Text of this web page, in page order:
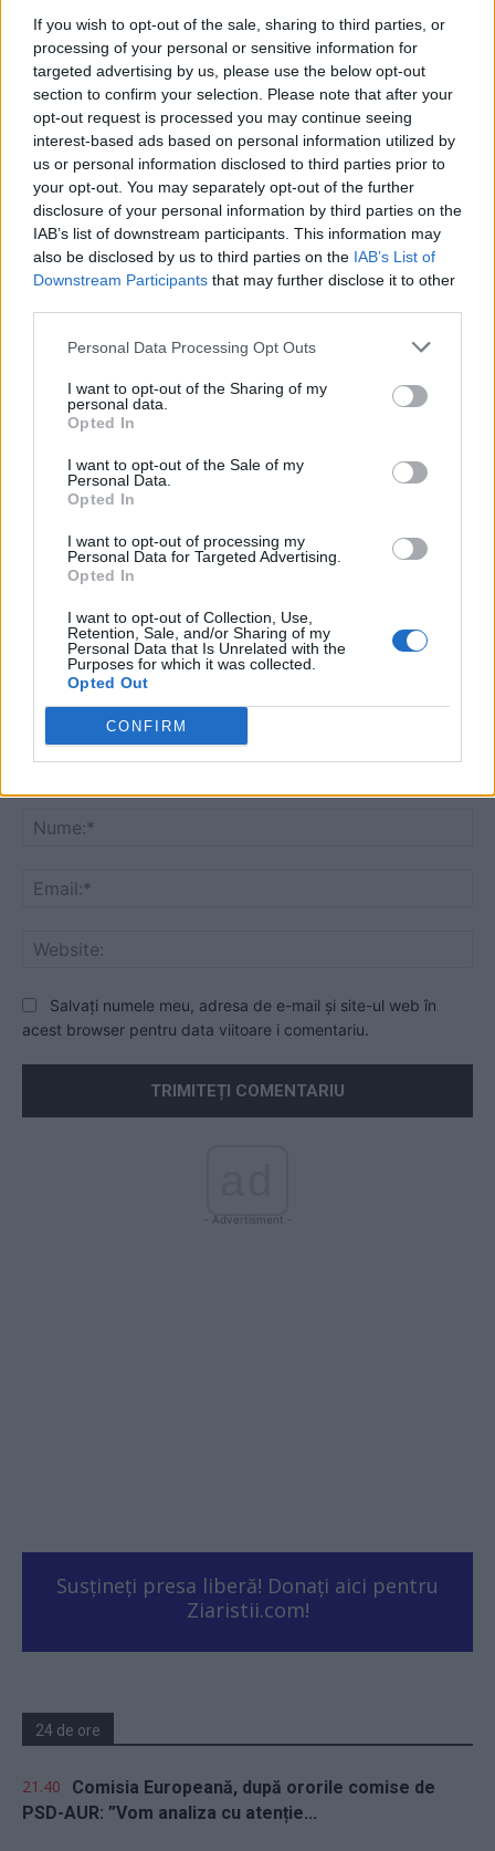
If you wish to opt-out of the sale, sharing to third parties, or
processing of your personal or sensitive information for
targeted advertising by us, please use the below opt-out
section to confirm your selection. Please note that after your
opt-out request is processed you may continue seeing
interest-based ads based on personal information utilized by
us or personal information disclosed to third parties prior to
your opt-out. You may separately opt-out of the further
disclosure of your personal information by third parties on the
IAB’s list of downstream participants. This information may
also be disclosed by us to third parties on the IAB’s List of
Downstream Participants that may further disclose it to other
Personal Data Processing Opt Outs
I want to opt-out of the Sharing of my
personal data.
Opted In
I want to opt-out of the Sale of my
Personal Data.
Opted In
I want to opt-out of processing my
Personal Data for Targeted Advertising.
Opted In
I want to opt-out of Collection, Use,
Retention, Sale, and/or Sharing of my
Personal Data that Is Unrelated with the
Purposes for which it was collected.
Opted Out
CONFIRM
Ardelean vineri, 8 februarie 2019 La 22.16
Prestează șobolanul Savaliuc la greu din ce scrieți.
Plateste bine,din banii furați,felix-turnatorul. Nu
urmăresc latrinele
voikulesku. Haremul penalilor,gazilor,,
urșilor,,ciuvicilor ar trebui închis, dar gloabele roșii
mitocănia,manipularea,intoxicarea prostimii.
Răspundeți
LĂSAȚI UN MESAJ
Comentariu:
Salvați numele meu, adresa de e-mail și site-ul web în
acest browser pentru data viitoare i comentariu.
- Advertisment -
Susțineți presa liberă! Donați aici pentru
Ziaristii.com!
24 de ore
21.40
Comisia Europeană, după ororile comise de
PSD-AUR: ”Vom analiza cu atenție...